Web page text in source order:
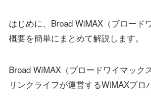
はじめに、Broad WiMAX（ブロード
概要を簡単にまとめて解説します。
Broad WiMAX（ブロードワイマック
リンクライフが運営するWiMAXプロ